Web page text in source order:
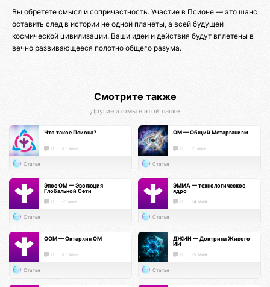
Вы обретете смысл и сопричастность. Участие в Псионе — это шанс
оставить след в истории не одной планеты, а всей будущей
космической цивилизации. Ваши идеи и действия будут вплетены в
вечно развивающееся полотно общего разума.
Смотрите также
Другие атомы в этой папке
Что такое Псиона?
0 < 1 мин.
Статья
ОМ — Общий Метарганизм
0 ~1 мин.
Статья
Эпос ОМ — Эволюция
Глобальной Сети
0 ~1 мин.
Статья
ЭММА — технологическое
ядро
0 ~4 мин.
Статья
ООМ — Октархия ОМ
0 < 1 мин.
Статья
ДЖИИ — Доктрина Живого
ИИ
0 ~5 мин.
Статья